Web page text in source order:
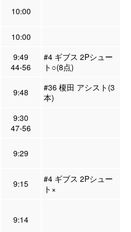
10:00
10:00
9:49
44-56
#4 ギブス 2Pシュー
ト○(8点)
9:48
#36 榎田 アシスト(3
本)
9:30
47-56
9:29
9:15
#4 ギブス 2Pシュー
ト×
9:14